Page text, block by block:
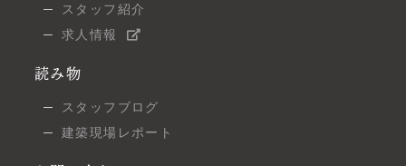
スタッフ紹介
求人情報
読み物
スタッフブログ
建築現場レポート